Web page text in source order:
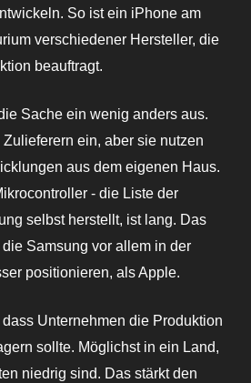
So ist ein iPhone am
verschiedener Hersteller, die
beauftragt.
Sache ein wenig anders aus.
ein, aber sie nutzen
aus dem eigenen Haus.
- die Liste der
selbst herstellt, ist lang. Das
Samsung vor allem in der
positionieren, als Apple.
Unternehmen die Produktion
sollte. Möglichst in ein Land,
niedrig sind. Das stärkt den